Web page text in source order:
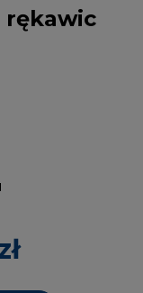
rękawic